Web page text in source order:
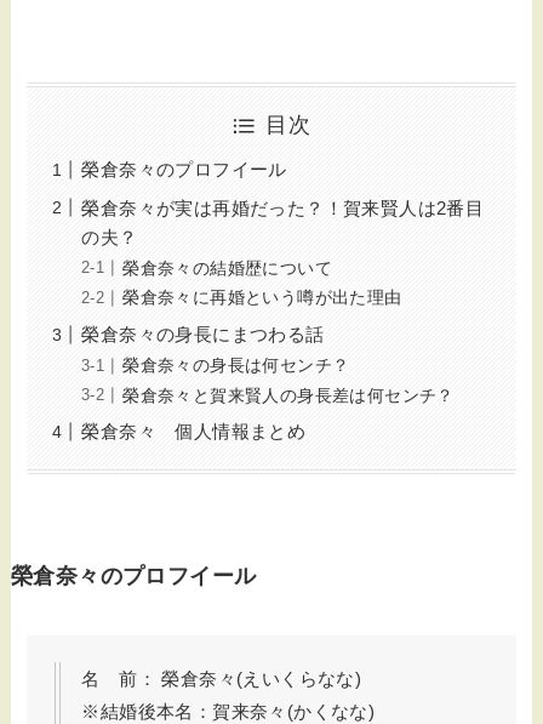
目次
榮倉奈々のプロフイール
榮倉奈々が実は再婚だった？！賀来賢人は2番目
の夫？
榮倉奈々の結婚歴について
榮倉奈々に再婚という噂が出た理由
榮倉奈々の身長にまつわる話
榮倉奈々の身長は何センチ？
榮倉奈々と賀来賢人の身長差は何センチ？
榮倉奈々 個人情報まとめ
榮倉奈々のプロフイール
名 前： 榮倉奈々(えいくらなな)
※結婚後本名：賀来奈々(かくなな)